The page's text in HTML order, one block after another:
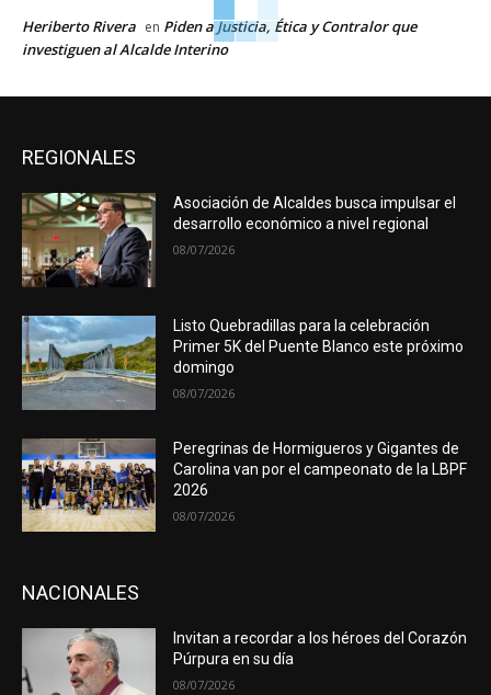
Heriberto Rivera en Piden a Justicia, Ética y Contralor que
investiguen al Alcalde Interino
REGIONALES
Asociación de Alcaldes busca impulsar el
desarrollo económico a nivel regional
08/07/2026
Listo Quebradillas para la celebración
Primer 5K del Puente Blanco este próximo
domingo
08/07/2026
Peregrinas de Hormigueros y Gigantes de
Carolina van por el campeonato de la LBPF
2026
08/07/2026
NACIONALES
Invitan a recordar a los héroes del Corazón
Púrpura en su día
08/07/2026